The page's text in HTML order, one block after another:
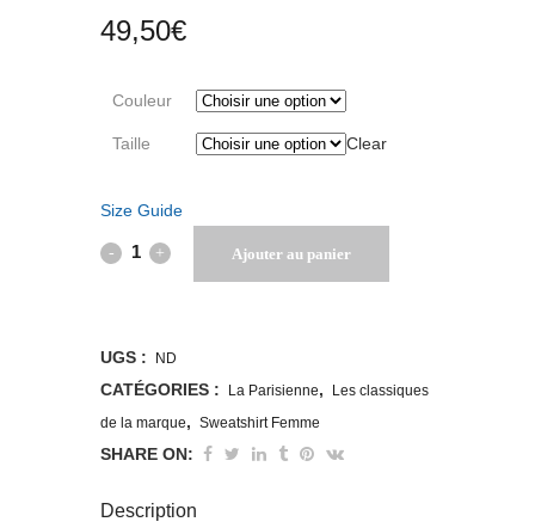
49,50€
Couleur
Taille Clear
Size Guide
Sweat
Parisienne
merde
quantity
Ajouter au panier
UGS : ND
CATÉGORIES : La Parisienne,
Les classiques
de la marque, Sweatshirt Femme
SHARE ON:
Description